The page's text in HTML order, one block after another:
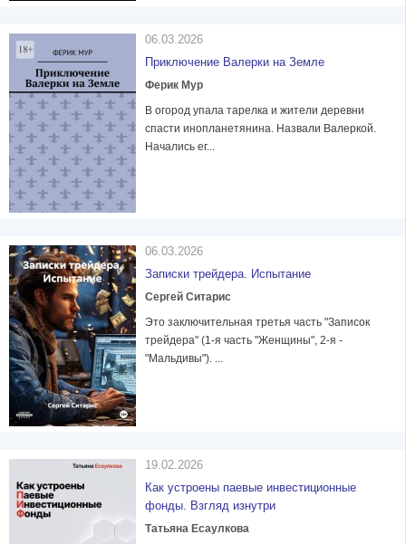
06.03.2026
Приключение Валерки на Земле
Ферик Мур
В огород упала тарелка и жители деревни
спасти инопланетянина. Назвали Валеркой.
Начались ег...
06.03.2026
Записки трейдера. Испытание
Сергей Ситарис
Это заключительная третья часть "Записок
трейдера" (1-я часть "Женщины", 2-я -
"Мальдивы"). ...
19.02.2026
Как устроены паевые инвестиционные
фонды. Взгляд изнутри
Татьяна Есаулкова